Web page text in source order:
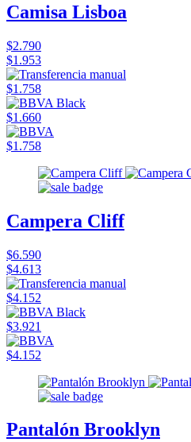
Camisa Lisboa
$2.790
$1.953
$1.758
$1.660
$1.758
Campera Cliff
$6.590
$4.613
$4.152
$3.921
$4.152
Pantalón Brooklyn